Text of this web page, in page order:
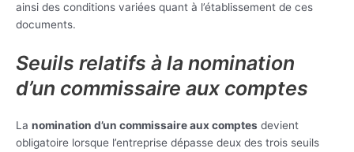
ainsi des conditions variées quant à l’établissement de ces
documents.
Seuils relatifs à la nomination
d’un commissaire aux comptes
La nomination d’un commissaire aux comptes devient
obligatoire lorsque l’entreprise dépasse deux des trois seuils